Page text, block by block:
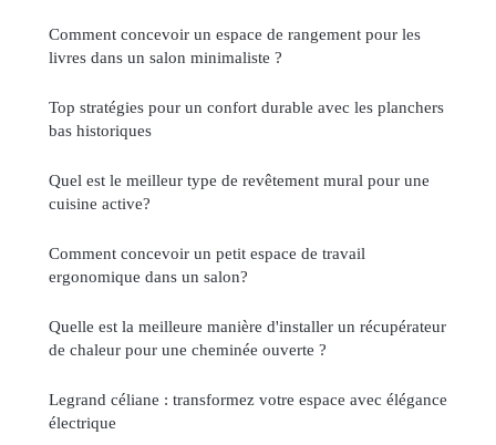
Comment concevoir un espace de rangement pour les
livres dans un salon minimaliste ?
Top stratégies pour un confort durable avec les planchers
bas historiques
Quel est le meilleur type de revêtement mural pour une
cuisine active?
Comment concevoir un petit espace de travail
ergonomique dans un salon?
Quelle est la meilleure manière d'installer un récupérateur
de chaleur pour une cheminée ouverte ?
Legrand céliane : transformez votre espace avec élégance
électrique